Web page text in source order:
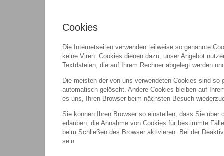
Cookies
Die Internetseiten verwenden teilweise so genannte
keine Viren. Cookies dienen dazu, unser Angebot
Textdateien, die auf Ihrem Rechner abgelegt werden
Die meisten der von uns verwendeten Cookies sind
automatisch gelöscht. Andere Cookies bleiben auf
es uns, Ihren Browser beim nächsten Besuch
Sie können Ihren Browser so einstellen, dass Sie
erlauben, die Annahme von Cookies für bestimmte
beim Schließen des Browser aktivieren. Bei der
sein.